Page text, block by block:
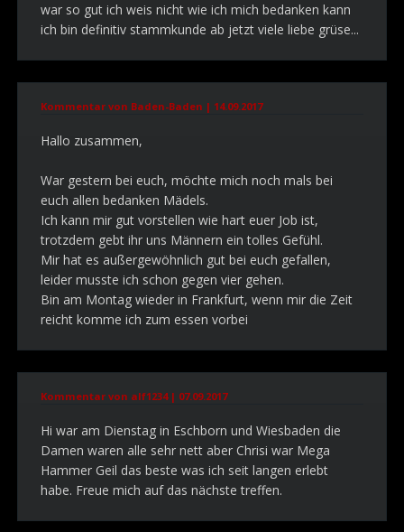
war so gut ich weis nicht wie ich mich bedanken kann
ich bin definitiv stammkunde ab jetzt viele liebe grüse...
Kommentar von Baden-Baden | 14.09.2017
Hallo zusammen,
War gestern bei euch, möchte mich noch mals bei
euch allen bedanken Mädels.
Ich kann mir gut vorstellen wie hart euer Job ist,
trotzdem gebt ihr uns Männern ein tolles Gefühl.
Mir hat es außergewöhnlich gut bei euch gefallen,
leider musste ich schon gegen vier gehen.
Bin am Montag wieder in Frankfurt, wenn mir die Zeit
reicht komme ich zum essen vorbei
Kommentar von alf1234 | 07.09.2017
Hi war am Dienstag in Eschborn und Wiesbaden die
Damen waren alle sehr nett aber Chrisi war Mega
Hammer Geil das beste was ich seit langen erlebt
habe. Freue mich auf das nächste treffen.